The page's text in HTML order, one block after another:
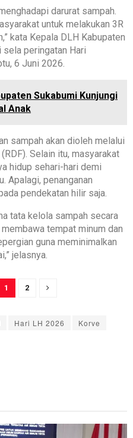
darurat sampah.
untuk melakukan 3R
kata Kepala DLH Kabupaten
sela peringatan Hari
6 Juni 2026.
Sukabumi Kunjungi
Anak
sampah akan dioleh melalui
Selain itu, masyarakat
hidup sehari-hari demi
Apalagi, penanganan
pendekatan hilir saja.
tata kelola sampah secara
tempat minum dan
guna meminimalkan
jelasnya.
1 2
Hari LH 2026
Korve